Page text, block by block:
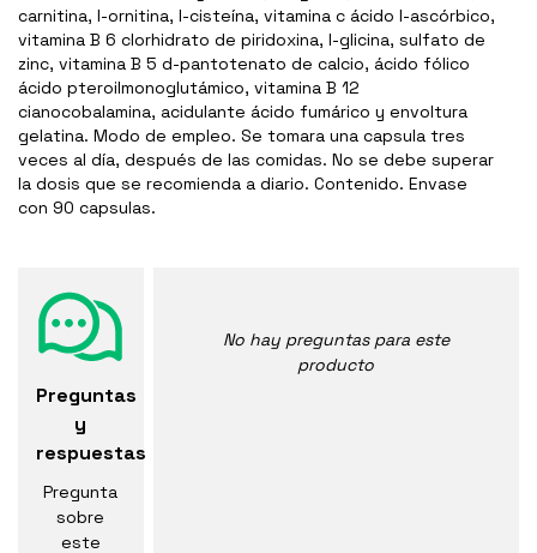
carnitina, l-ornitina, l-cisteína, vitamina c ácido l-ascórbico,
vitamina B 6 clorhidrato de piridoxina, l-glicina, sulfato de
zinc, vitamina B 5 d-pantotenato de calcio, ácido fólico
ácido pteroilmonoglutámico, vitamina B 12
cianocobalamina, acidulante ácido fumárico y envoltura
gelatina. Modo de empleo. Se tomara una capsula tres
veces al día, después de las comidas. No se debe superar
la dosis que se recomienda a diario. Contenido. Envase
con 90 capsulas.
Preguntas
y
respuestas
Pregunta
sobre
este
No hay preguntas para este
producto